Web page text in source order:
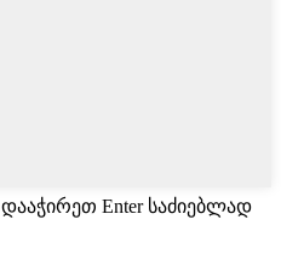
დააჭირეთ Enter საძიებლად